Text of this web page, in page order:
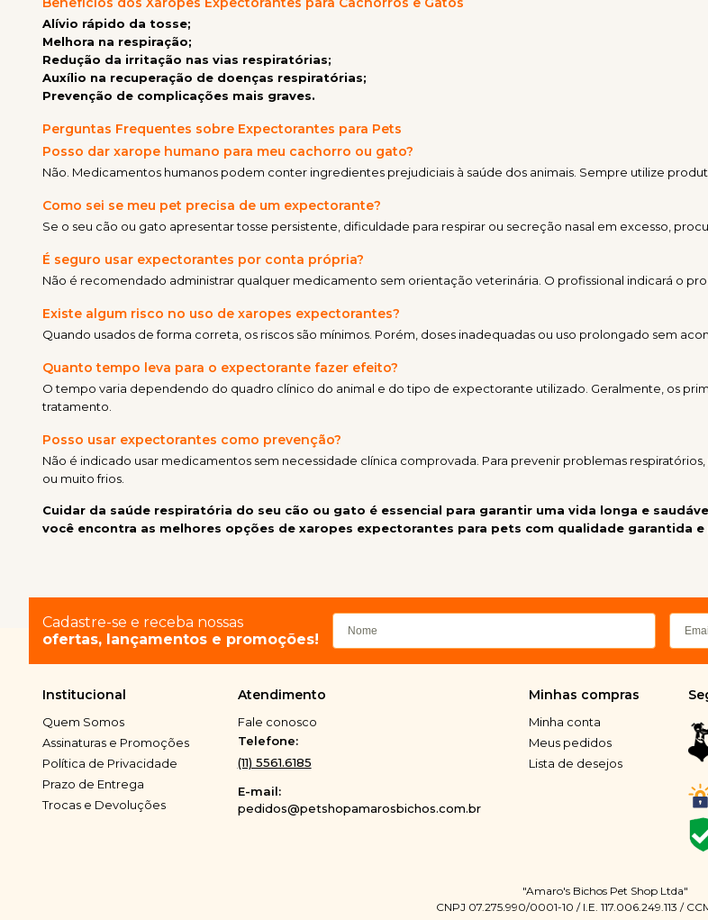
Alívio rápido da tosse;
Melhora na respiração;
Redução da irritação nas vias respiratórias;
Auxílio na recuperação de doenças respiratórias;
Prevenção de complicações mais graves.
Perguntas Frequentes sobre Expectorantes para Pets
Posso dar xarope humano para meu cachorro ou gato?
Não. Medicamentos humanos podem conter ingredientes prejudiciais à saúde dos animais. Sempre utilize
Como sei se meu pet precisa de um expectorante?
Se o seu cão ou gato apresentar tosse persistente, dificuldade para respirar ou secreção nasal em excesso,
É seguro usar expectorantes por conta própria?
Não é recomendado administrar qualquer medicamento sem orientação veterinária. O profissional indicará o
Existe algum risco no uso de xaropes expectorantes?
Quando usados de forma correta, os riscos são mínimos. Porém, doses inadequadas ou uso prolongado sem
Quanto tempo leva para o expectorante fazer efeito?
O tempo varia dependendo do quadro clínico do animal e do tipo de expectorante utilizado. Geralmente, os
tratamento.
Posso usar expectorantes como prevenção?
Não é indicado usar medicamentos sem necessidade clínica comprovada. Para prevenir problemas
ou muito frios.
Cuidar da saúde respiratória do seu cão ou gato é essencial para garantir uma vida longa e
você encontra as melhores opções de xaropes expectorantes para pets com qualidade garantida
Cadastre-se e receba nossas
ofertas, lançamentos e promoções!
Institucional
Quem Somos
Assinaturas e Promoções
Política de Privacidade
Prazo de Entrega
Trocas e Devoluções
Atendimento
Fale conosco
Telefone:
(11) 5561.6185
E-mail:
pedidos@petshopamarosbichos.com.br
Minhas compras
Minha conta
Meus pedidos
Lista de desejos
"Amaro's Bichos Pet Shop Ltda"
CNPJ 07.275.990/0001-10 / I.E. 117.006.249.113 /